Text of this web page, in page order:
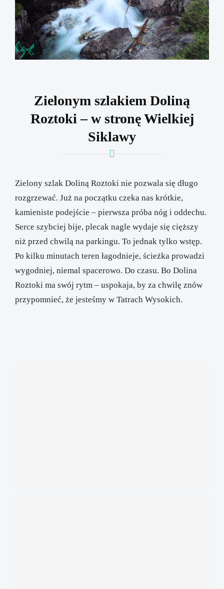
Zielonym szlakiem Doliną
Roztoki – w stronę Wielkiej
Siklawy
Zielony szlak Doliną Roztoki nie pozwala się długo
rozgrzewać. Już na początku czeka nas krótkie,
kamieniste podejście – pierwsza próba nóg i oddechu.
Serce szybciej bije, plecak nagle wydaje się cięższy
niż przed chwilą na parkingu. To jednak tylko wstęp.
Po kilku minutach teren łagodnieje, ścieżka prowadzi
wygodniej, niemal spacerowo. Do czasu. Bo Dolina
Roztoki ma swój rytm – uspokaja, by za chwilę znów
przypomnieć, że jesteśmy w Tatrach Wysokich.